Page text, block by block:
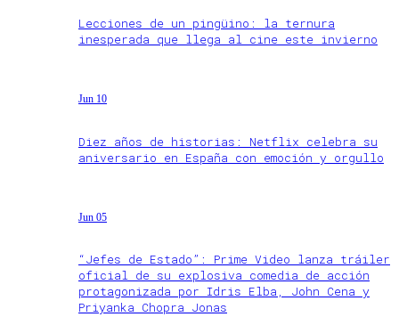
Lecciones de un pingüino: la ternura
inesperada que llega al cine este invierno
Jun 10
Diez años de historias: Netflix celebra su
aniversario en España con emoción y orgullo
Jun 05
“Jefes de Estado”: Prime Video lanza tráiler
oficial de su explosiva comedia de acción
protagonizada por Idris Elba, John Cena y
Priyanka Chopra Jonas